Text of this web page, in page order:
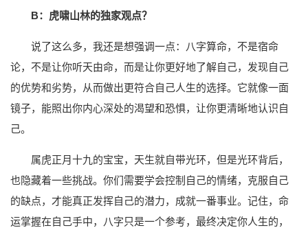
B：虎啸山林的独家观点？
说了这么多，我还是想强调一点：八字算命，不是宿命
论，不是让你听天由命，而是让你更好地了解自己，发现自己
的优势和劣势，从而做出更符合自己人生的选择。它就像一面
镜子，能照出你内心深处的渴望和恐惧，让你更清晰地认识自
己。
属虎正月十九的宝宝，天生就自带光环，但是光环背后，
也隐藏着一些挑战。你们需要学会控制自己的情绪，克服自己
的缺点，才能真正发挥自己的潜力，成就一番事业。记住，命
运掌握在自己手中，八字只是一个参考，最终决定你人生的，